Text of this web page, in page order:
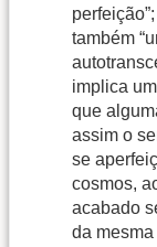
também
implica
que
assim o
se
cosmos,
acabado
da